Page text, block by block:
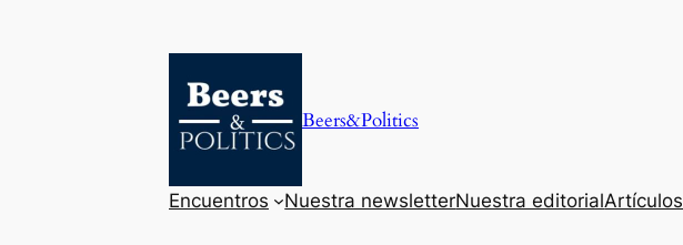
Beers&Politics
Encuentros Nuestra newsletterNuestra editorialArtículos